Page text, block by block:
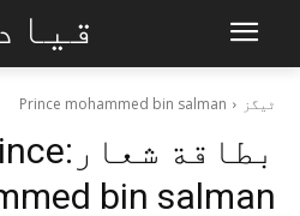
ٹیگز Prince mohammed bin salman
بطاقة شعار:
bin salman